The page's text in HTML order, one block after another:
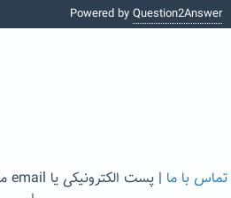
Powered by Question2Answer
تماس با ما | پست الکترونیکی یا email ما :